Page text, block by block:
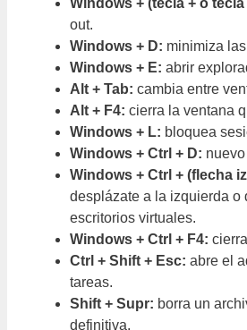
Windows + (tecla + o tecla
out.
Windows + D: minimiza
Windows + E: abrir
Alt + Tab: cambia entre
Alt + F4: cierra la ventana
Windows + L: bloquea
Windows + Ctrl + D:
Windows + Ctrl + (flecha
desplázate a la izquierda o
escritorios virtuales.
Windows + Ctrl + F4:
Ctrl + Shift + Esc: abre el
tareas.
Shift + Supr: borra un
definitiva.